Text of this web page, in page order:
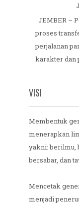
JEMBER –
proses
perjalanan
karakter dan
VISI
Membentuk
menerapkan
yakni: berilmu,
bersabar, dan
Mencetak
menjadi